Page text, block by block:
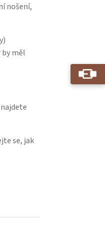
nošení,
měl